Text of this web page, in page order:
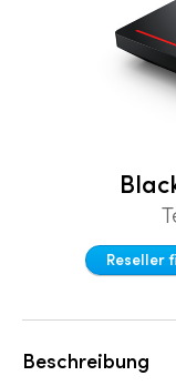
Brazil
Canada
Denmark
France
Germany
Hong Kong
Reseller
Beschreibung